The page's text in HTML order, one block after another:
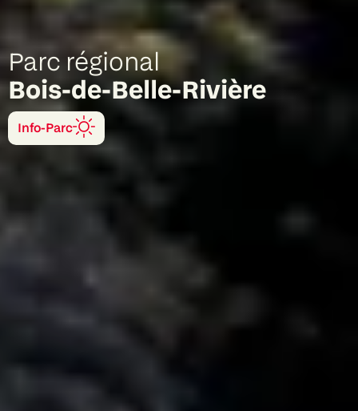
Parc régional
Bois-de-Belle-Rivière
Info-Parc